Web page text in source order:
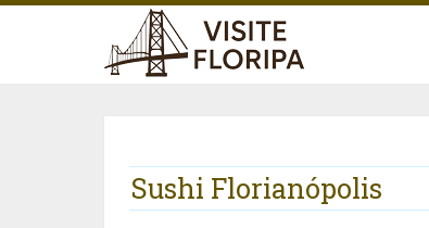
Sushi Florianópolis